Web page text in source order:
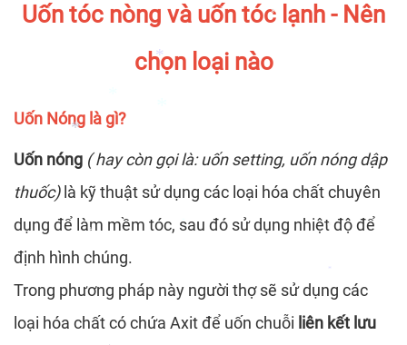
*
*
*
*
Uốn tóc nòng và uốn tóc lạnh - Nên
chọn loại nào
Uốn Nóng là gì?
Uốn nóng ( hay còn gọi là: uốn setting, uốn nóng dập
thuốc)là kỹ thuật sử dụng các loại hóa chất chuyên
dụng để làm mềm tóc, sau đó sử dụng nhiệt độ để
định hình chúng.
Trong phương pháp này người thợ sẽ sử dụng các
loại hóa chất có chứa Axit để uốn chuỗi liên kết lưu